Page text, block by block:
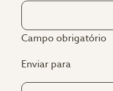
Campo obrigatório
Enviar para